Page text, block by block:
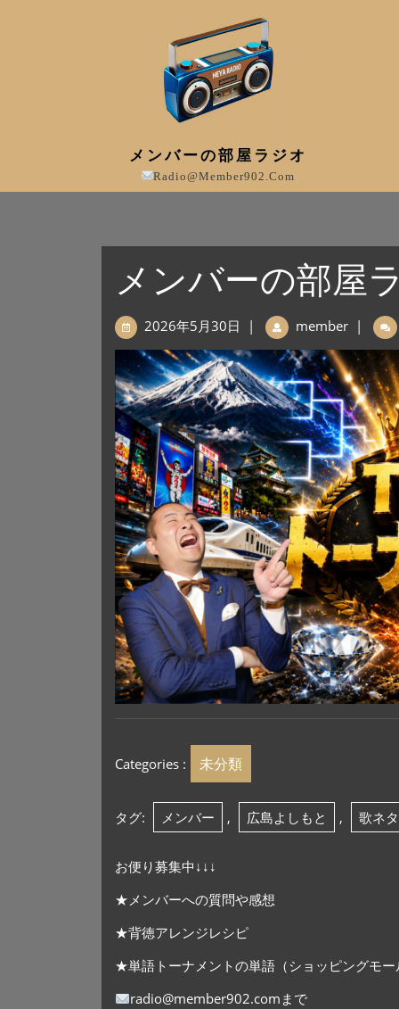
メンバーの部屋ラジオ
Radio@member902.com
メンバーの部屋
2026年5月30日 | member |
Categories : 未分類
タグ: メンバー , 広島よしもと , 歌ネタ
お便り募集中↓↓↓
★メンバーへの質問や感想
★背徳アレンジレシピ
★単語トーナメントの単語（ショッピングモー
radio@member902.comまで